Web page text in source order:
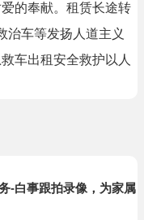
的奉献。租赁长途转
治车等发扬人道主义
车出租安全救护以人
-白事跟拍录像，为家属